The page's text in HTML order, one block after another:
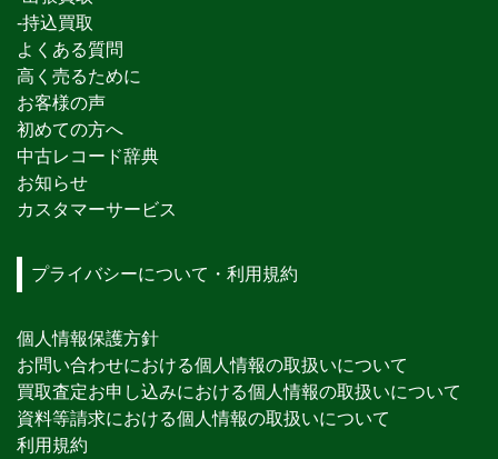
-持込買取
よくある質問
高く売るために
お客様の声
初めての方へ
中古レコード辞典
お知らせ
カスタマーサービス
プライバシーについて・利用規約
個人情報保護方針
お問い合わせにおける個人情報の取扱いについて
買取査定お申し込みにおける個人情報の取扱いについて
資料等請求における個人情報の取扱いについて
利用規約